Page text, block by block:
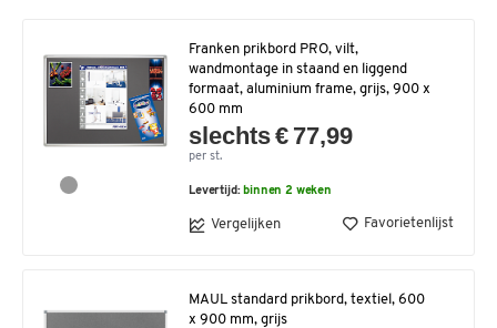
Franken prikbord PRO, vilt,
wandmontage in staand en liggend
formaat, aluminium frame, grijs, 900 x
600 mm
slechts € 77,99
per st.
Levertijd: binnen 2 weken
Vergelijken Favorietenlijst
MAUL standard prikbord, textiel, 600
x 900 mm, grijs